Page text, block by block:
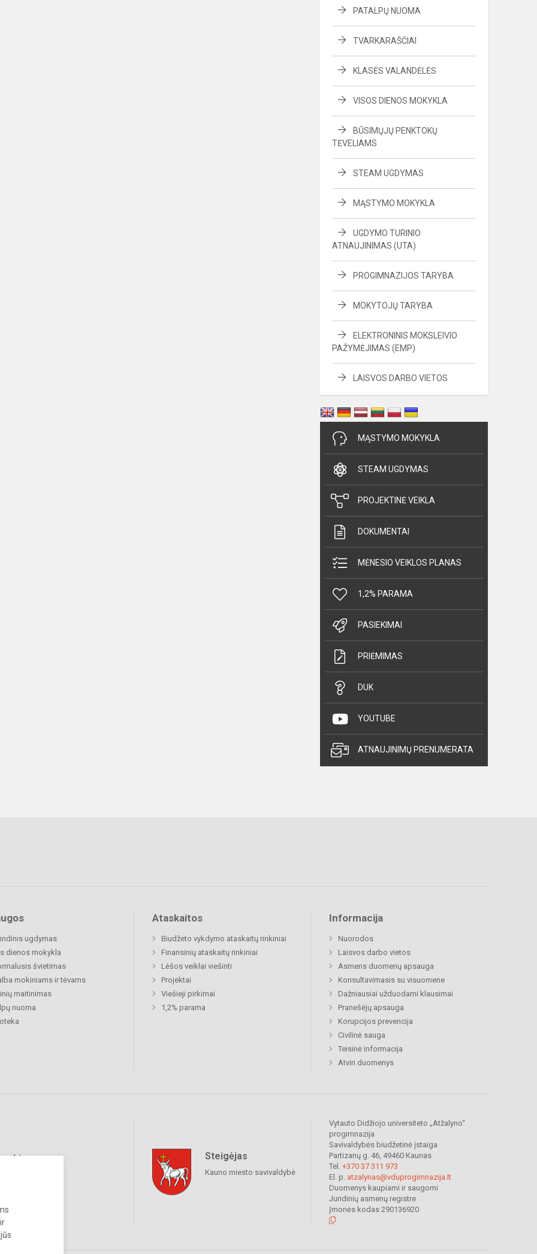
PATALPŲ NUOMA
TVARKARAŠČIAI
KLASĖS VALANDĖLĖS
VISOS DIENOS MOKYKLA
BŪSIMŲJŲ PENKTOKŲ
TĖVELIAMS
STEAM UGDYMAS
MĄSTYMO MOKYKLA
UGDYMO TURINIO
ATNAUJINIMAS (UTA)
PROGIMNAZIJOS TARYBA
MOKYTOJŲ TARYBA
ELEKTRONINIS MOKSLEIVIO
PAŽYMĖJIMAS (EMP)
LAISVOS DARBO VIETOS
MĄSTYMO MOKYKLA
STEAM UGDYMAS
PROJEKTINĖ VEIKLA
DOKUMENTAI
MĖNESIO VEIKLOS PLANAS
1,2% PARAMA
PASIEKIMAI
PRIĖMIMAS
DUK
YOUTUBE
ATNAUJINIMŲ PRENUMERATA
ugdymas
dienos mokykla
švietimas
mokiniams ir tėvams
maitinimas
nuoma
Ataskaitos
Biudžeto vykdymo ataskaitų rinkiniai
Finansinių ataskaitų rinkiniai
Lėšos veiklai viešinti
Projektai
Viešieji pirkimai
1,2% parama
Informacija
Nuorodos
Laisvos darbo vietos
Asmens duomenų apsauga
Konsultavimasis su visuomene
Dažniausiai užduodami klausimai
Pranešėjų apsauga
Korupcijos prevencija
Civilinė sauga
Teisinė informacija
Atviri duomenys
Steigėjas
Kauno miesto savivaldybė
Vytauto Didžiojo universiteto „Atžalyno“
progimnazija
Savivaldybės biudžetinė įstaiga
Partizanų g. 46, 49460 Kaunas
Tel. +370 37 311 973
El. p. atzalynas@vduprogimnazija.lt
Duomenys kaupiami ir saugomi
Juridinių asmenų registre
Įmonės kodas 290136920